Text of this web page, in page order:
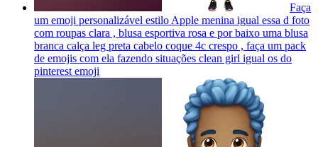
Faça
um emoji personalizável estilo Apple menina igual essa d foto
com roupas clara , blusa esportiva rosa e por baixo uma blusa
branca calça leg preta cabelo coque 4c crespo , faça um pack
de emojis com ela fazendo situações clean girl igual os do
pinterest emoji